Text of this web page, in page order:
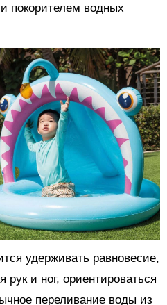
покорителем водных
удерживать равновесие,
рук и ног, ориентироваться
переливание воды из